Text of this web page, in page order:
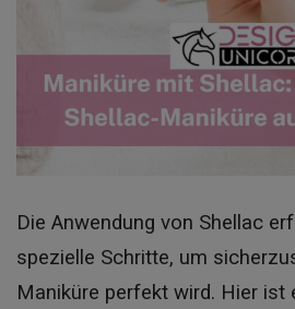
Die Anwendung von Shellac
spezielle Schritte, um
Maniküre perfekt wird. Hier ist